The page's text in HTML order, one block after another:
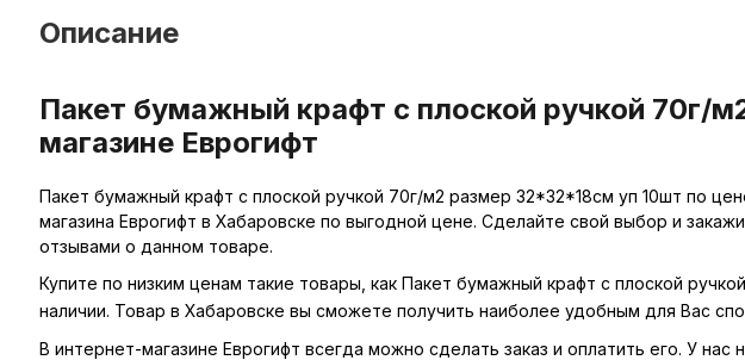
Описание
Пакет бумажный крафт с плоской ручкой 70г/
магазине Еврогифт
Пакет бумажный крафт с плоской ручкой 70г/м2 размер 32*32*18см уп 10шт по
магазина Еврогифт в Хабаровске по выгодной цене. Сделайте свой выбор и
отзывами о данном товаре.
Купите по низким ценам такие товары, как Пакет бумажный крафт с плоской
наличии. Товар в Хабаровске вы сможете получить наиболее удобным для Вас
В интернет-магазине Еврогифт всегда можно сделать заказ и оплатить его. У